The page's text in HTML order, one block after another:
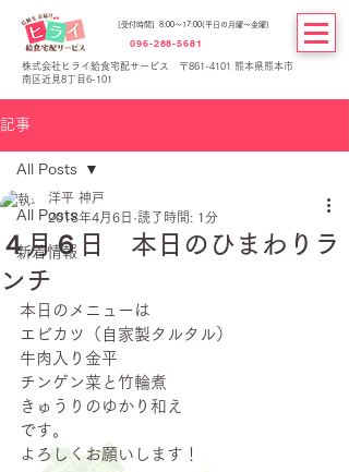
[受付時間] 8:00～17:00(平日の月曜～金曜)
096-288-5681
株式会社ヒライ給食宅配サービス 〒861-4101 熊本県熊本市
南区近見8丁目6-101
記事
All Posts
新着情報
All Posts
４月６日 本日のひまわりラ
ンチ
洋平 神戸
2018年4月6日 読了時間: 1分
本日のメニューは
エビカツ（自家製タルタル）
牛肉入り金平
チンゲン菜と竹輪煮
きゅうりのゆかり和え
です。
よろしくお願いします！